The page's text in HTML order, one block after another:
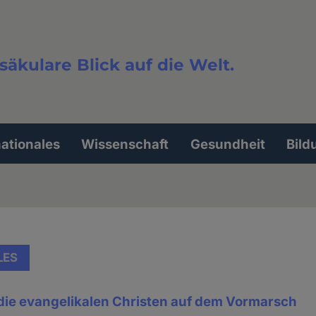
Blick auf die Welt.
Wissenschaft Gesundheit
evangelikalen Christen auf dem Vormarsch